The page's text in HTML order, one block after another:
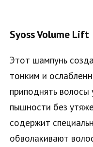
Syoss Volume Lift
Этот шампунь
тонким и
приподнять
пышности без
содержит
обволакивают